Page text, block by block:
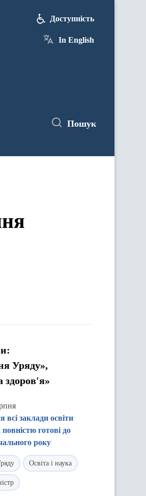
Доступність
In English
Пошук
Уряду»,
здоров'я»
всі заклади освіти
готові до
року
Освіта і наука